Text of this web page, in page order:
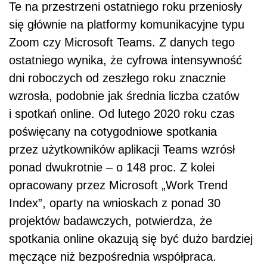
ponad dwukrotnie – o 148 proc. Z kolei
opracowany przez Microsoft „Work Trend
Index”, oparty na wnioskach z ponad 30
projektów badawczych, potwierdza, że
spotkania online okazują się być dużo bardziej
męczące niż bezpośrednia współpraca.
Polecamy artykuł: Etykieta wirtualnych
spotkań
– Naukowcy z Uniwersytetu Stanforda
zauważyli, że poważne obniżenie naszej formy
wynika przede wszystkim z tego, że całą
przestrzeń edukacyjną i zawodową opieramy
na telekonferencji. Takie spotkania są
pozbawione naturalnego kontaktu